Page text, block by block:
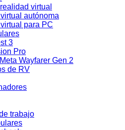
virtual
autónoma
para PC
3
Pro
Wayfarer Gen 2
de RV
trabajo